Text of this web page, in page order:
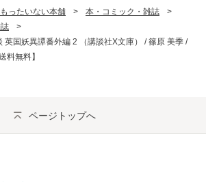
もったいない本舗 > 本・コミック・雑誌
>
>
英国妖異譚番外編 2 （講談社X文庫） / 篠原 美季 /
料無料】
ページトップへ